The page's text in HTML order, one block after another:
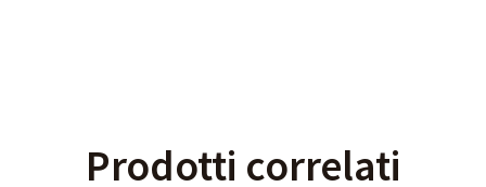
Prodotti correlati